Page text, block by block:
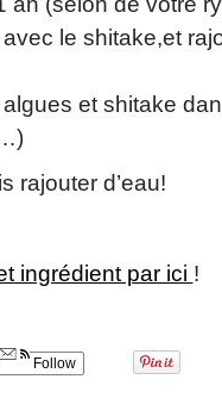
le shitake,et
et shitake
rajouter d’eau!
ingrédient par ici !
Follow